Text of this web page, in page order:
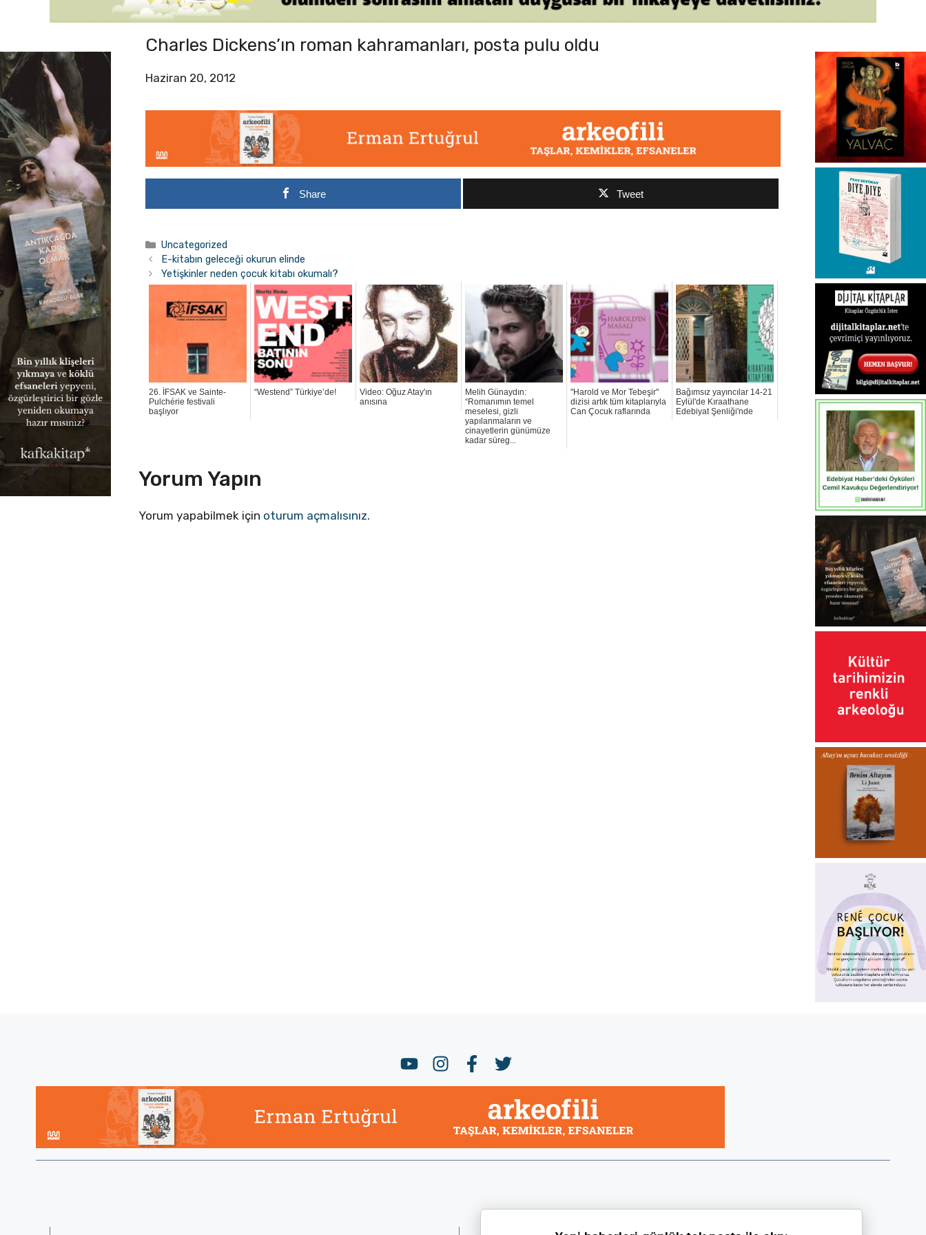
Charles Dickens’ın roman kahramanları, posta pulu oldu
Haziran 20, 2012
Share Tweet
Kategoriler
Uncategorized
E-kitabın geleceği okurun elinde
Yetişkinler neden çocuk kitabı okumalı?
26. İFSAK ve Sainte-
Pulchérie festivali
başlıyor
“Westend” Türkiye’de!
Video: Oğuz Atay'ın
anısına
Melih Günaydın:
“Romanımın temel
meselesi, gizli
yapılanmaların ve
cinayetlerin günümüze
kadar süreg...
"Harold ve Mor Tebeşir"
dizisi artık tüm kitaplarıyla
Can Çocuk raflarında
Bağımsız yayıncılar 14-21
Eylül'de Kıraathane
Edebiyat Şenliği'nde
Yorum Yapın
Yorum yapabilmek için oturum açmalısınız.